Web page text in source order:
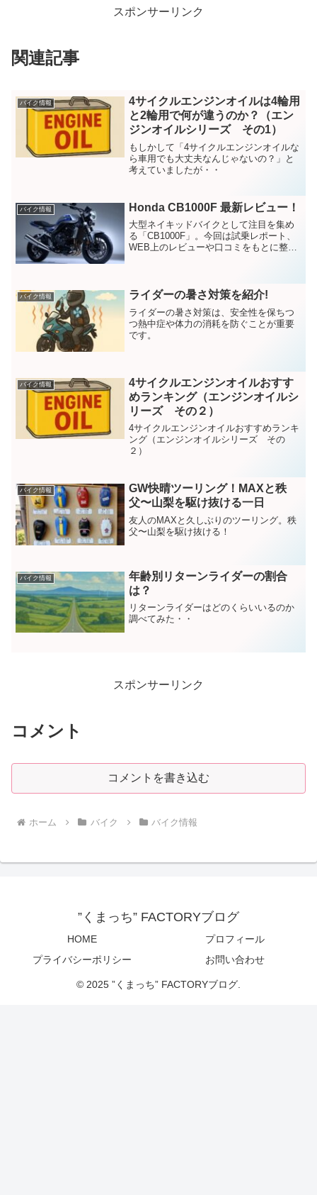
スポンサーリンク
関連記事
バイク情報
4サイクルエンジンオイルは4輪用
と2輪用で何が違うのか？（エン
ジンオイルシリーズ その1）
もしかして「4サイクルエンジンオイルな
ら車用でも大丈夫なんじゃないの？」と
考えていましたが・・
バイク情報 Honda CB1000F 最新レビュー！
大型ネイキッドバイクとして注目を集め
る「CB1000F」。今回は試乗レポート、
WEB上のレビューや口コミをもとに整理
バイク情報 ライダーの暑さ対策を紹介!
ライダーの暑さ対策は、安全性を保ちつ
つ熱中症や体力の消耗を防ぐことが重要
です。
バイク情報
4サイクルエンジンオイルおすす
めランキング（エンジンオイルシ
リーズ その２）
4サイクルエンジンオイルおすすめランキ
ング（エンジンオイルシリーズ その
２）
バイク情報
GW快晴ツーリング！MAXと秩
父〜山梨を駆け抜ける一日
友人のMAXと久しぶりのツーリング。秩
父〜山梨を駆け抜ける！
バイク情報
年齢別リターンライダーの割合
は？
リターンライダーはどのくらいいるのか
調べてみた・・
スポンサーリンク
コメント
コメントを書き込む
ホーム バイク バイク情報
”くまっち” FACTORYブログ
HOME
プロフィール
プライバシーポリシー
お問い合わせ
© 2025 ”くまっち” FACTORYブログ.